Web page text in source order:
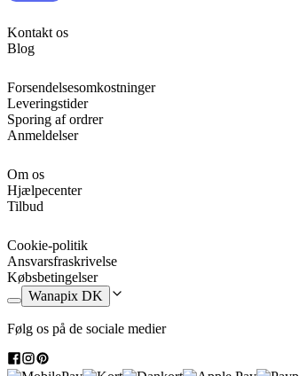
Kontakt os
Blog
Forsendelsesomkostninger
Leveringstider
Sporing af ordrer
Anmeldelser
Om os
Hjælpecenter
Tilbud
Cookie-politik
Ansvarsfraskrivelse
Købsbetingelser
Wanapix DK
Følg os på de sociale medier